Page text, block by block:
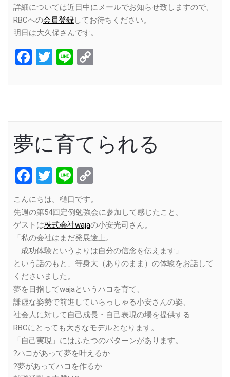
詳細については近日中にメールでお知らせ致しますので、
RBCへの会員登録してお待ちください。
明日は大久保さんです。
Facebook
Twitter
Line
夢に育てられる
Facebook
Twitter
Line
こんにちは。樋口です。
先週の第54回定例勉強会に参加して感じたこと。
ゲストは株式会社wajaの小安光司さん。
「私の会社はまだ発展途上。
成功体験というよりは自分の信念を伝えます」
という話のもと、等身大（ありのまま）の体験をお話して
くださいました。
夢を目指してwajaというハコを育て、
謙虚な姿勢で前進していらっしゃる小安さんの姿、
社会人に対して自己成長・自己表現の場を提供する
RBCにとっても大きなモデルとなります。
「自己実現」にはふたつのパターンがあります。
?ハコがあって夢を叶えるか
?夢があってハコを作るか